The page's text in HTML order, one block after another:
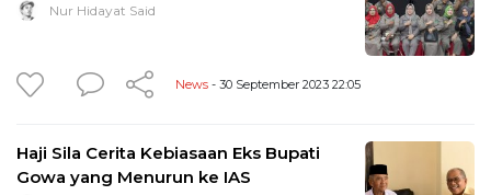
Nur Hidayat Said
News - 30 September 2023 22:05
Haji Sila Cerita Kebiasaan Eks Bupati
Gowa yang Menurun ke IAS